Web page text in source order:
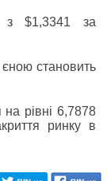
з $1,3341 за
єною становить
рівні 6,7878
ринку в